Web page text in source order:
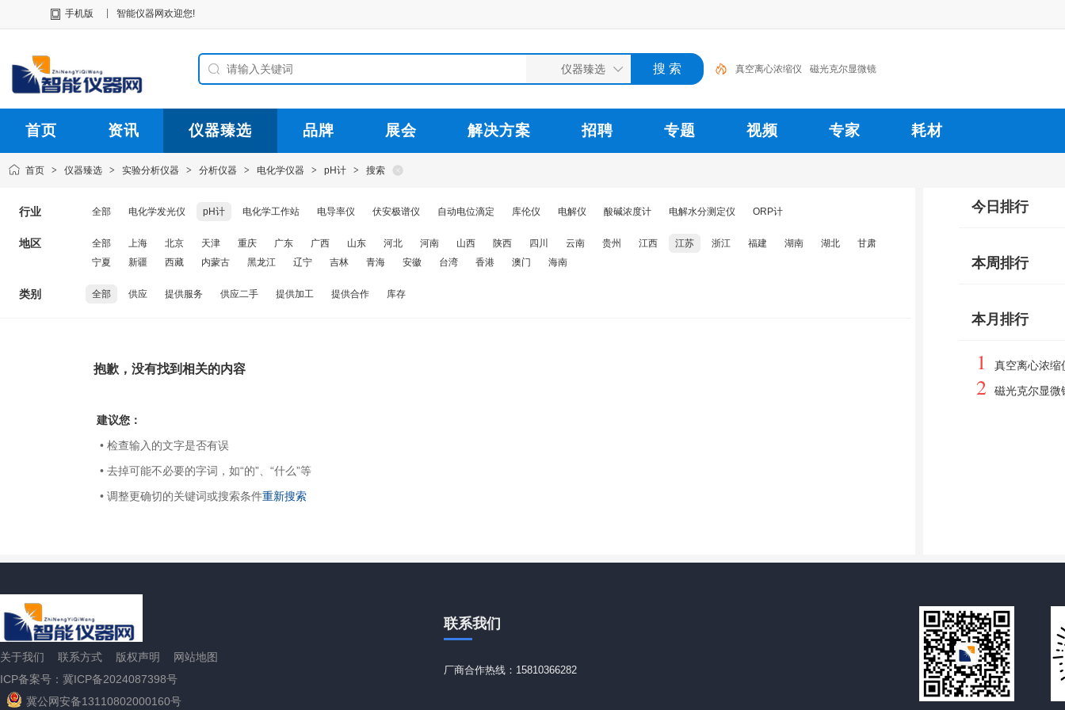
手机版 智能仪器网欢迎您!
真空离心浓缩仪 磁光克尔显微镜
首页 资讯 仪器臻选 品牌 展会 解决方案 招聘 专题 视频 专家 耗材
首页 > 仪器臻选 > 实验分析仪器 > 分析仪器 > 电化学仪器 > pH计 > 搜索
行业 全部 电化学发光仪 pH计 电化学工作站 电导率仪 伏安极谱仪 自动电位滴定 库伦仪 电解仪 酸碱浓度计 电解水分测定仪 ORP计
地区 全部 上海 北京 天津 重庆 广东 广西 山东 河北 河南 山西 陕西 四川 云南 贵州 江西 江苏 浙江 福建 湖南 湖北
甘肃
宁夏
新疆 西藏 内蒙古 黑龙江 辽宁 吉林 青海 安徽 台湾 香港 澳门 海南
类别 全部 供应 提供服务 供应二手 提供加工 提供合作 库存
抱歉，没有找到相关的内容
建议您：
• 检查输入的文字是否有误
• 去掉可能不必要的字词，如“的”、“什么”等
• 调整更确切的关键词或搜索条件重新搜索
今日排行
本周排行
本月排行
1 真空离心浓缩
2 磁光克尔显微
关于我们 联系方式 版权声明
网站地图
ICP备案号：冀ICP备2024087398号
冀公网安备13110802000160号
联系我们
厂商合作热线：15810366282